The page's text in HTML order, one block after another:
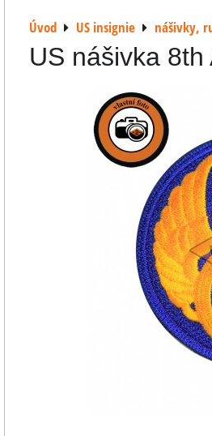
Úvod US insignie nášivky,
US nášivka 8th